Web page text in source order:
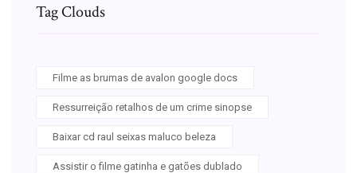
Tag Clouds
Filme as brumas de avalon google docs
Ressurreição retalhos de um crime sinopse
Baixar cd raul seixas maluco beleza
Assistir o filme gatinha e gatões dublado